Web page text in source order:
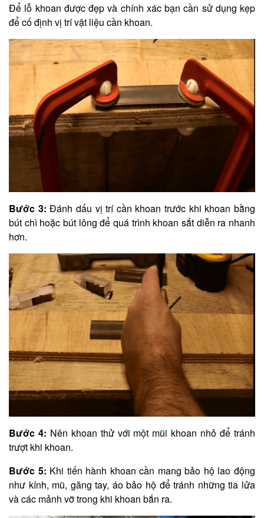
Để lỗ khoan được đẹp và chính xác bạn cần sử dụng kẹp
để cố định vị trí vật liệu cần khoan.
Bước 3: Đánh dấu vị trí cần khoan trước khi khoan bằng
bút chì hoặc bút lông để quá trình khoan sắt diễn ra nhanh
hơn.
Bước 4: Nên khoan thử với một mũi khoan nhỏ để tránh
trượt khi khoan.
Bước 5: Khi tiến hành khoan cần mang bảo hộ lao động
như kính, mũ, găng tay, áo bảo hộ để tránh những tia lửa
và các mảnh vỡ trong khi khoan bắn ra.